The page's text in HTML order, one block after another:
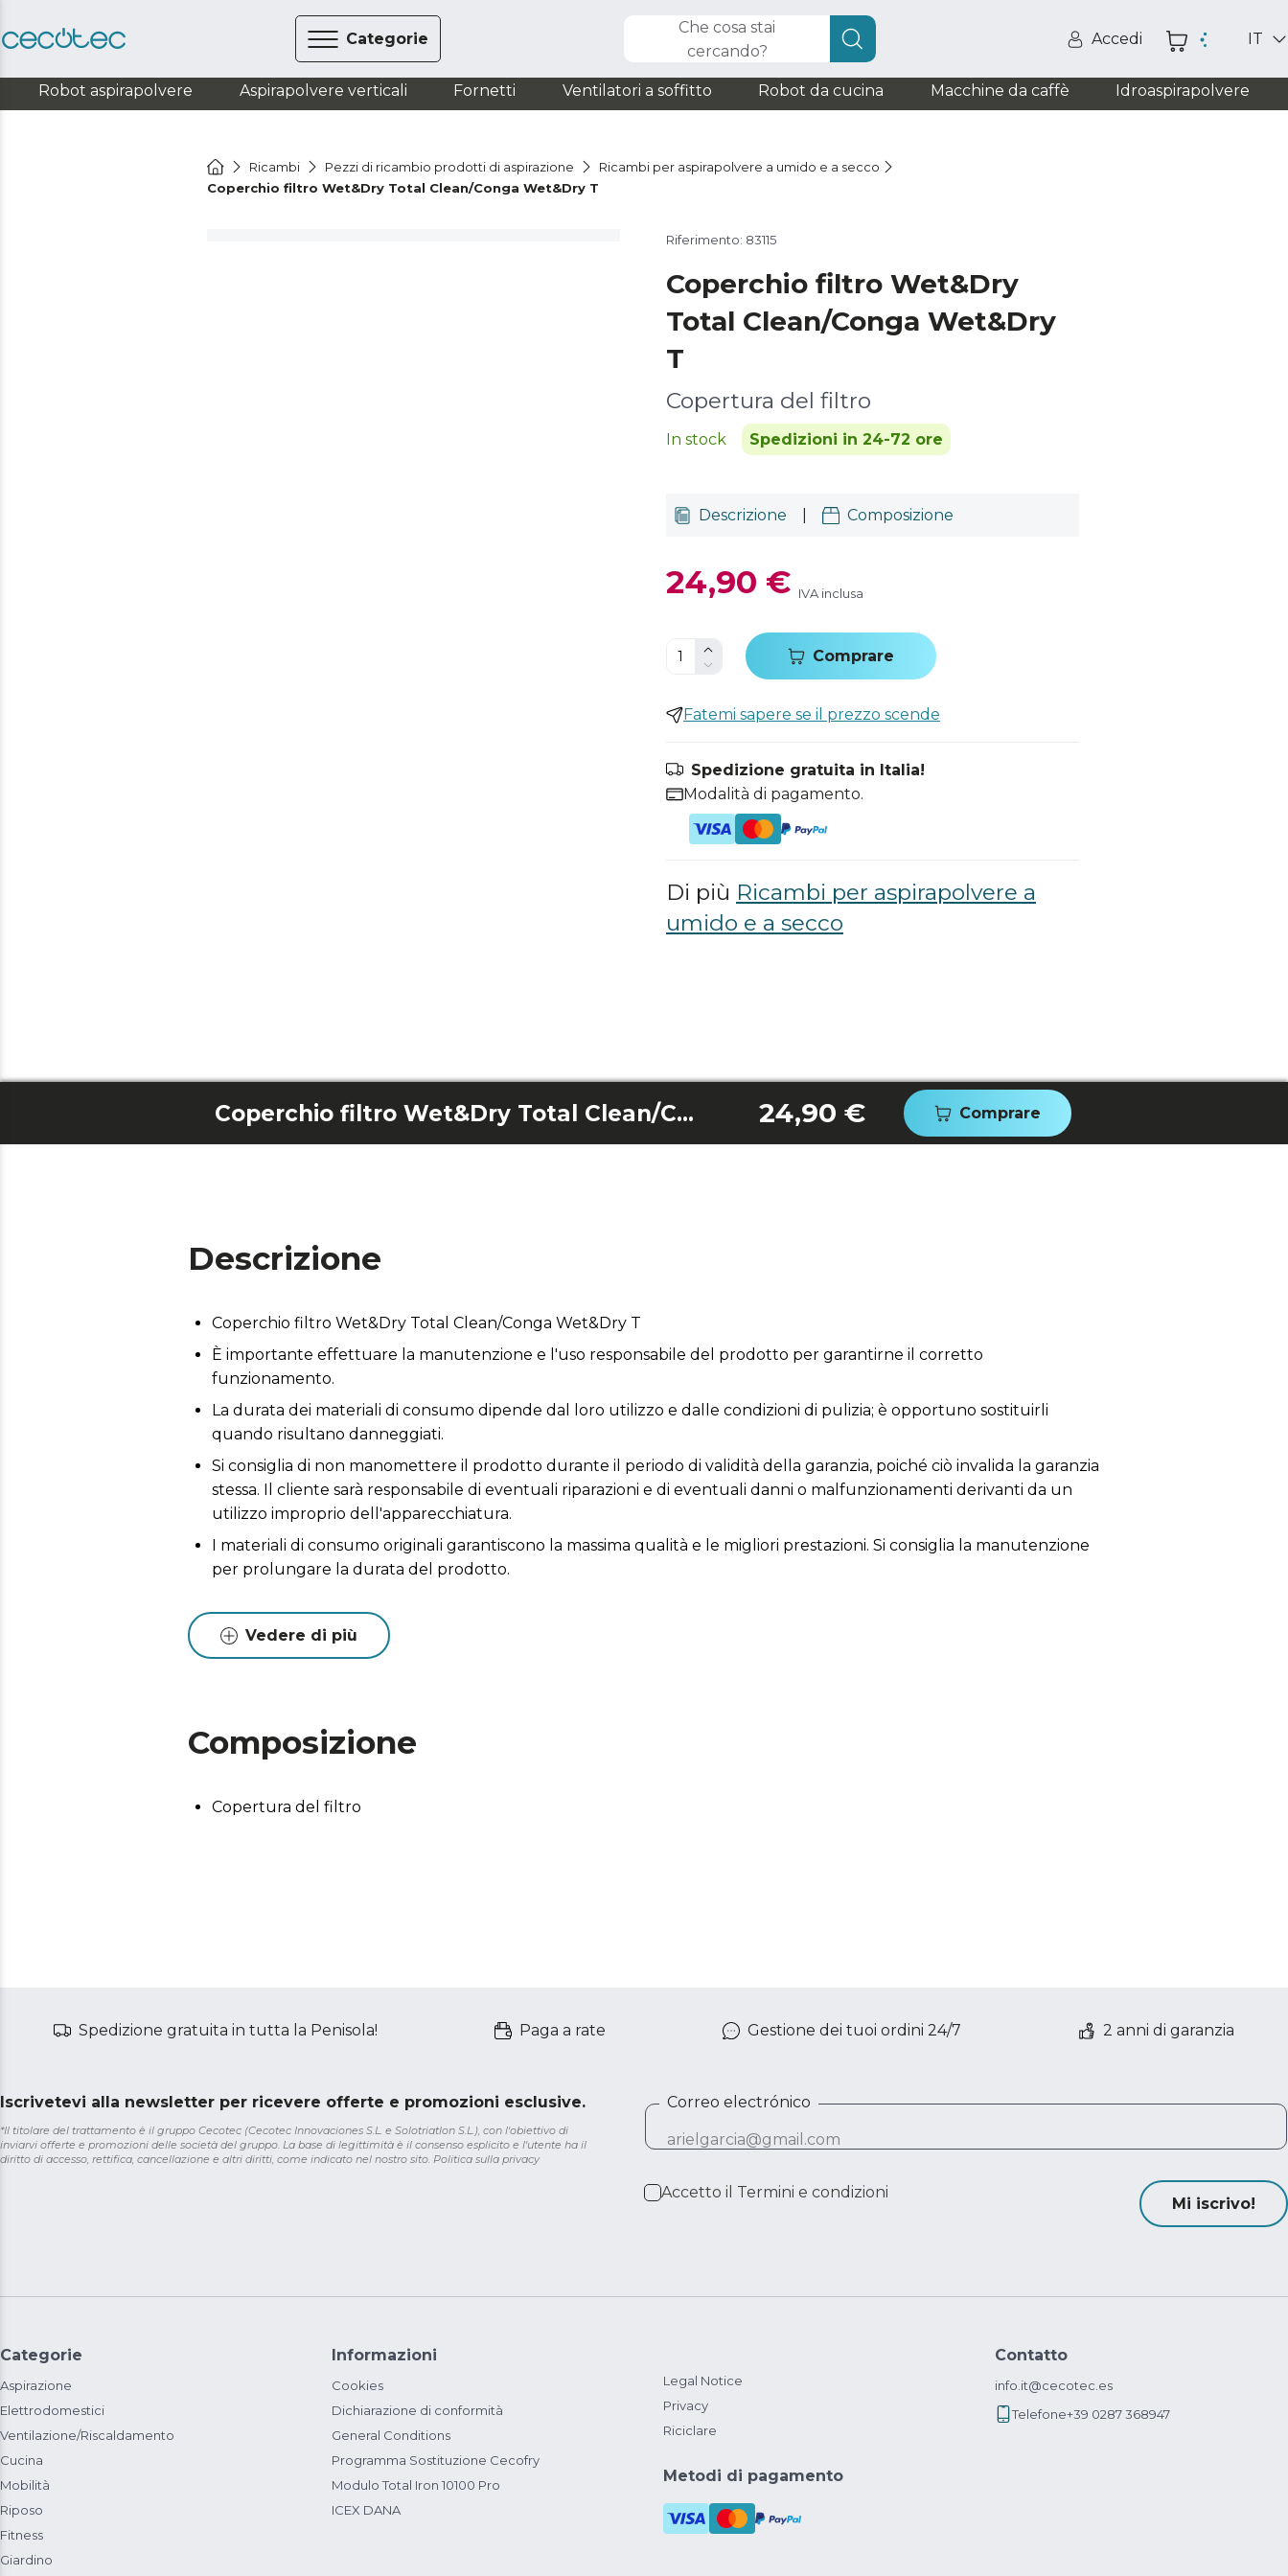
Categorie
Che cosa stai
cercando?
Accedi IT
Robot aspirapolvere Aspirapolvere verticali Fornetti Ventilatori a soffitto Robot da cucina Macchine da caffè Idroaspirapolvere
Ricambi Pezzi di ricambio prodotti di aspirazione
Ricambi per aspirapolvere a umido e a secco
Coperchio filtro Wet&Dry Total Clean/Conga Wet&Dry T
Riferimento: 83115
Coperchio filtro Wet&Dry
Total Clean/Conga Wet&Dry
T
Copertura del filtro
In stock Spedizioni in 24-72 ore
Descrizione Composizione
24,90 € IVA inclusa
Comprare
Fatemi sapere se il prezzo scende
Spedizione gratuita in Italia!
Modalità di pagamento.
Di più Ricambi per aspirapolvere a
umido e a secco
Coperchio filtro Wet&Dry Total Clean/Conga Wet&Dry T 24,90 € Comprare
Descrizione
Coperchio filtro Wet&Dry Total Clean/Conga Wet&Dry T
È importante effettuare la manutenzione e l'uso responsabile del prodotto per garantirne il corretto
funzionamento.
La durata dei materiali di consumo dipende dal loro utilizzo e dalle condizioni di pulizia; è opportuno sostituirli
quando risultano danneggiati.
Si consiglia di non manomettere il prodotto durante il periodo di validità della garanzia, poiché ciò invalida la garanzia
stessa. Il cliente sarà responsabile di eventuali riparazioni e di eventuali danni o malfunzionamenti derivanti da un
utilizzo improprio dell'apparecchiatura.
I materiali di consumo originali garantiscono la massima qualità e le migliori prestazioni. Si consiglia la manutenzione
per prolungare la durata del prodotto.
Vedere di più
Composizione
Copertura del filtro
Spedizione gratuita in tutta la Penisola! Paga a rate Gestione dei tuoi ordini 24/7 2 anni di garanzia
Iscrivetevi alla newsletter per ricevere offerte e promozioni esclusive.
*Il titolare del trattamento è il gruppo Cecotec (Cecotec Innovaciones S.L. e Solotriatlon S.L.), con l'obiettivo di
inviarvi offerte e promozioni delle società del gruppo. La base di legittimità è il consenso esplicito e l'utente ha il
diritto di accesso, rettifica, cancellazione e altri diritti, come indicato nel nostro sito. Politica sulla privacy
Correo electrónico
Accetto il Termini e condizioni
Mi iscrivo!
Categorie
Aspirazione
Elettrodomestici
Ventilazione/Riscaldamento
Cucina
Mobilità
Riposo
Fitness
Giardino
Informazioni
Cookies
Dichiarazione di conformità
General Conditions
Programma Sostituzione Cecofry
Modulo Total Iron 10100 Pro
ICEX DANA
Legal Notice
Privacy
Riciclare
Metodi di pagamento
Contatto
info.it@cecotec.es
Telefone+39 0287 368947